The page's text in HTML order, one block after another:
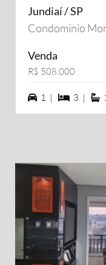
Jundiaí / SP
Condomínio
Venda
R$ 508.000
1 vagas na
1 | 33 | 1